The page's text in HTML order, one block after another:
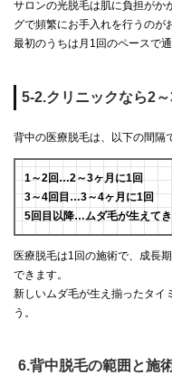
サロンの光脱毛は肌に負担がか
グで頻繁にお手入れを行うのが
最初のうちは月1回のペースで
5-2.クリニックなら2
背中の医療脱毛は、以下の間隔
1～2回…2～3ヶ月に1回
3～4回目…3～4ヶ月に1回
5回目以降…ムダ毛が生えて
医療脱毛は1回の施術で、成長
できます。
新しいムダ毛が生え揃ったタイ
う。
6.背中脱毛の範囲と施